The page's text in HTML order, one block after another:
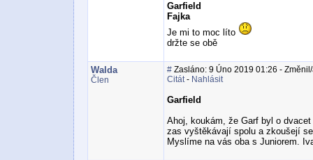
Garfield
Fajka
Je mi to moc líto
držte se obě
Walda
Člen
# Zasláno: 9 Úno 2019 01:26 -
Citát- Nahlásit
Garfield
Ahoj, koukám, že Garf byl o
zas vyštěkávají spolu a zkoušejí
Myslíme na vás oba s Juniorem.